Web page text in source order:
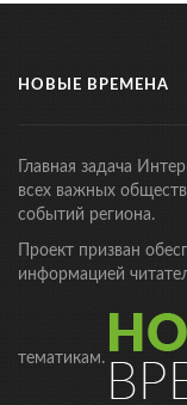
НОВЫЕ ВРЕМЕНА
Главная задача
всех важных
событий региона.
Проект призван
информацией
тематикам.